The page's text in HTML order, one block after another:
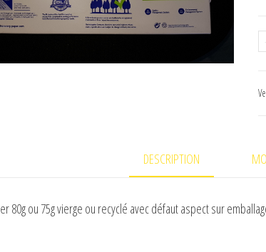
DESCRIPTION
80g ou 75g vierge ou recyclé avec défaut aspect sur